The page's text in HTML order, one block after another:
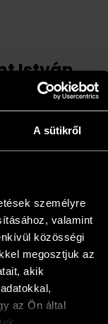
A sütikről
személyre
valamint
közösségi
megosztjuk az
akik
az Ön által
István